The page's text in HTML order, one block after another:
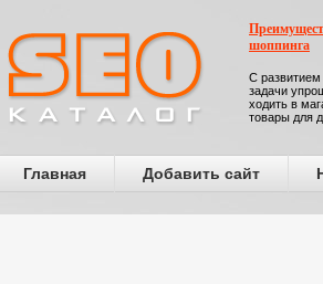
шоппинга
С
задачи
ходить в
товары для
Главная Добавить сайт